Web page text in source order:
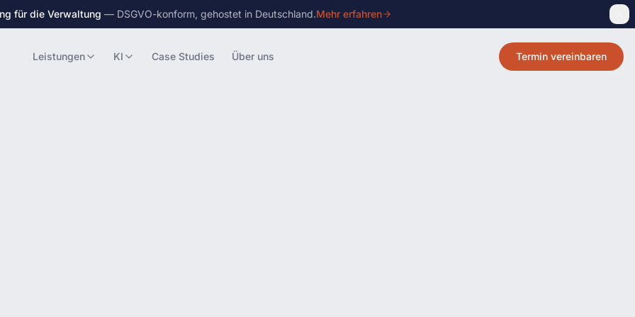
für die Verwaltung — DSGVO-konform, gehostet in Deutschland.Mehr erfahren
Leistungen KI Case Studies Über uns Termin vereinbaren